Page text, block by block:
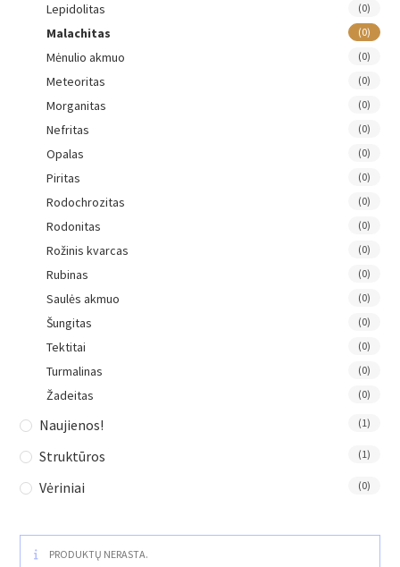
PRODUKTŲ NERASTA.
Lepidolitas (0)
Malachitas (0)
Mėnulio akmuo (0)
Meteoritas (0)
Morganitas (0)
Nefritas (0)
Opalas (0)
Piritas (0)
Rodochrozitas (0)
Rodonitas (0)
Rožinis kvarcas (0)
Rubinas (0)
Saulės akmuo (0)
Šungitas (0)
Tektitai (0)
Turmalinas (0)
Žadeitas (0)
Naujienos! (1)
Struktūros (1)
Vėriniai (0)